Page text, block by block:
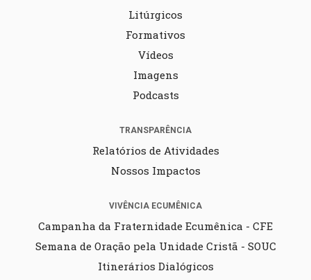
Litúrgicos
Formativos
Vídeos
Imagens
Podcasts
TRANSPARÊNCIA
Relatórios de Atividades
Nossos Impactos
VIVÊNCIA ECUMÊNICA
Campanha da Fraternidade Ecumênica - CFE
Semana de Oração pela Unidade Cristã - SOUC
Itinerários Dialógicos